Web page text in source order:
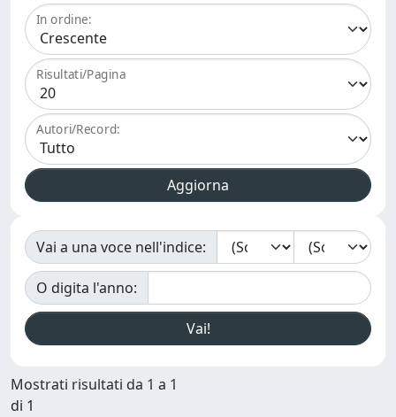
In ordine:
Risultati/Pagina
Autori/Record:
Vai a una voce nell'indice:
O digita l'anno:
Mostrati risultati da 1 a 1
di 1